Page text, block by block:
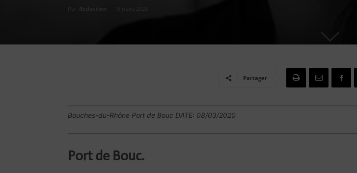
Redaction
Partager
Bouches-du-Rhône Port de Bouc DATE: 08/03/2020
Port de Bouc.